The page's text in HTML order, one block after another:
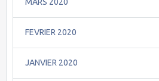
FEVRIER 2020
JANVIER 2020